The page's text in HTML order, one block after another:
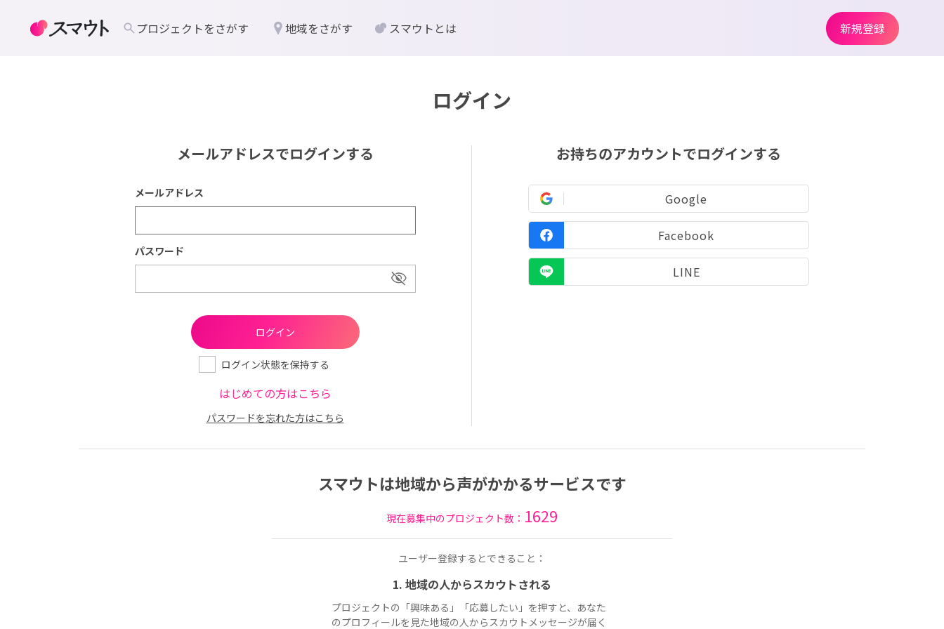
ログイン
メールアドレスでログインする
メールアドレス
パスワード
ログイン状態を保持する
はじめての方はこちら
パスワードを忘れた方はこちら
お持ちのアカウントでログインする
Google
Facebook
LINE
スマウトは地域から声がかかるサービスです
現在募集中のプロジェクト数： 1629
ユーザー登録するとできること：
1. 地域の人からスカウトされる
プロジェクトの「興味ある」「応募したい」を押すと、あなた
のプロフィールを見た地域の人からスカウトメッセージが届く
プロジェクトをさがす 地域をさがす スマウトとは 新規登録